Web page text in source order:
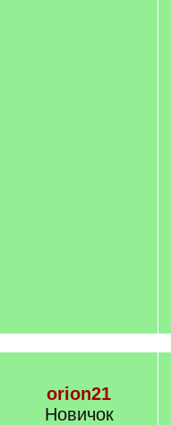
orion21
Новичок